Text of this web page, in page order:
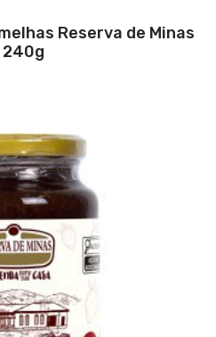
Reserva de Minas
240g